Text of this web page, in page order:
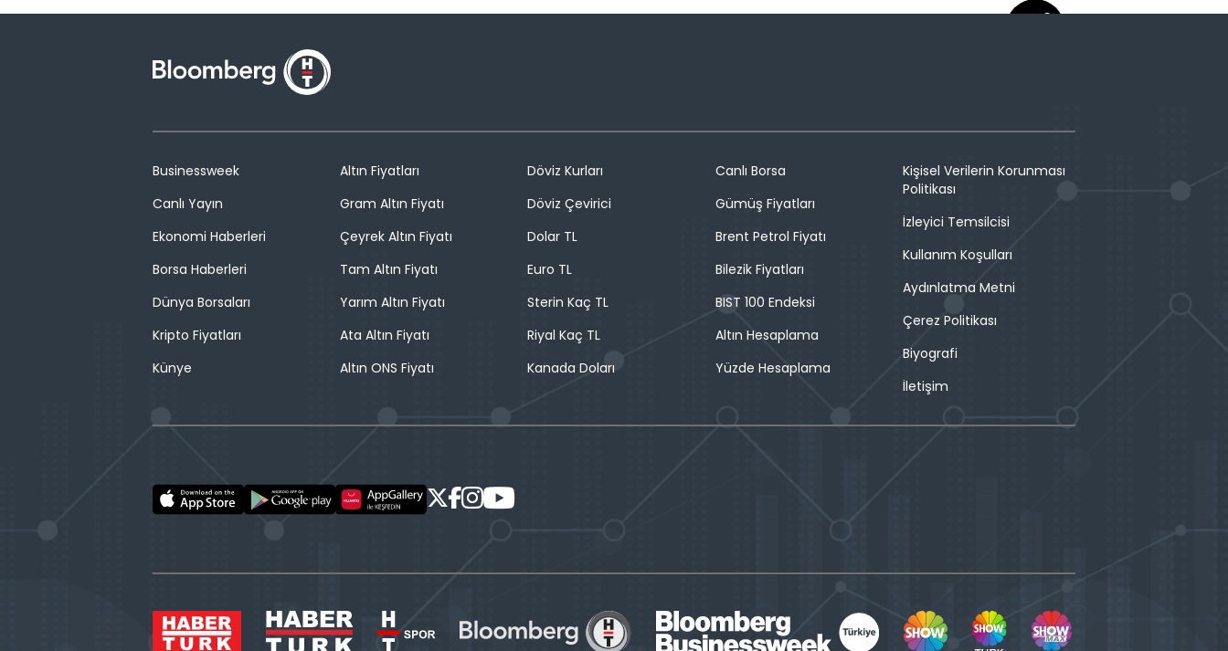
Businessweek
Canlı Yayın
Ekonomi Haberleri
Borsa Haberleri
Dünya Borsaları
Kripto Fiyatları
Künye
Altın Fiyatları
Gram Altın Fiyatı
Çeyrek Altın Fiyatı
Tam Altın Fiyatı
Yarım Altın Fiyatı
Ata Altın Fiyatı
Altın ONS Fiyatı
Döviz Kurları
Döviz Çevirici
Dolar TL
Euro TL
Sterin Kaç TL
Riyal Kaç TL
Kanada Doları
Canlı Borsa
Gümüş Fiyatları
Brent Petrol Fiyatı
Bilezik Fiyatları
BIST 100 Endeksi
Altın Hesaplama
Yüzde Hesaplama
Kişisel Verilerin Korunması
Politikası
İzleyici Temsilcisi
Kullanım Koşulları
Aydınlatma Metni
Çerez Politikası
Biyografi
İletişim